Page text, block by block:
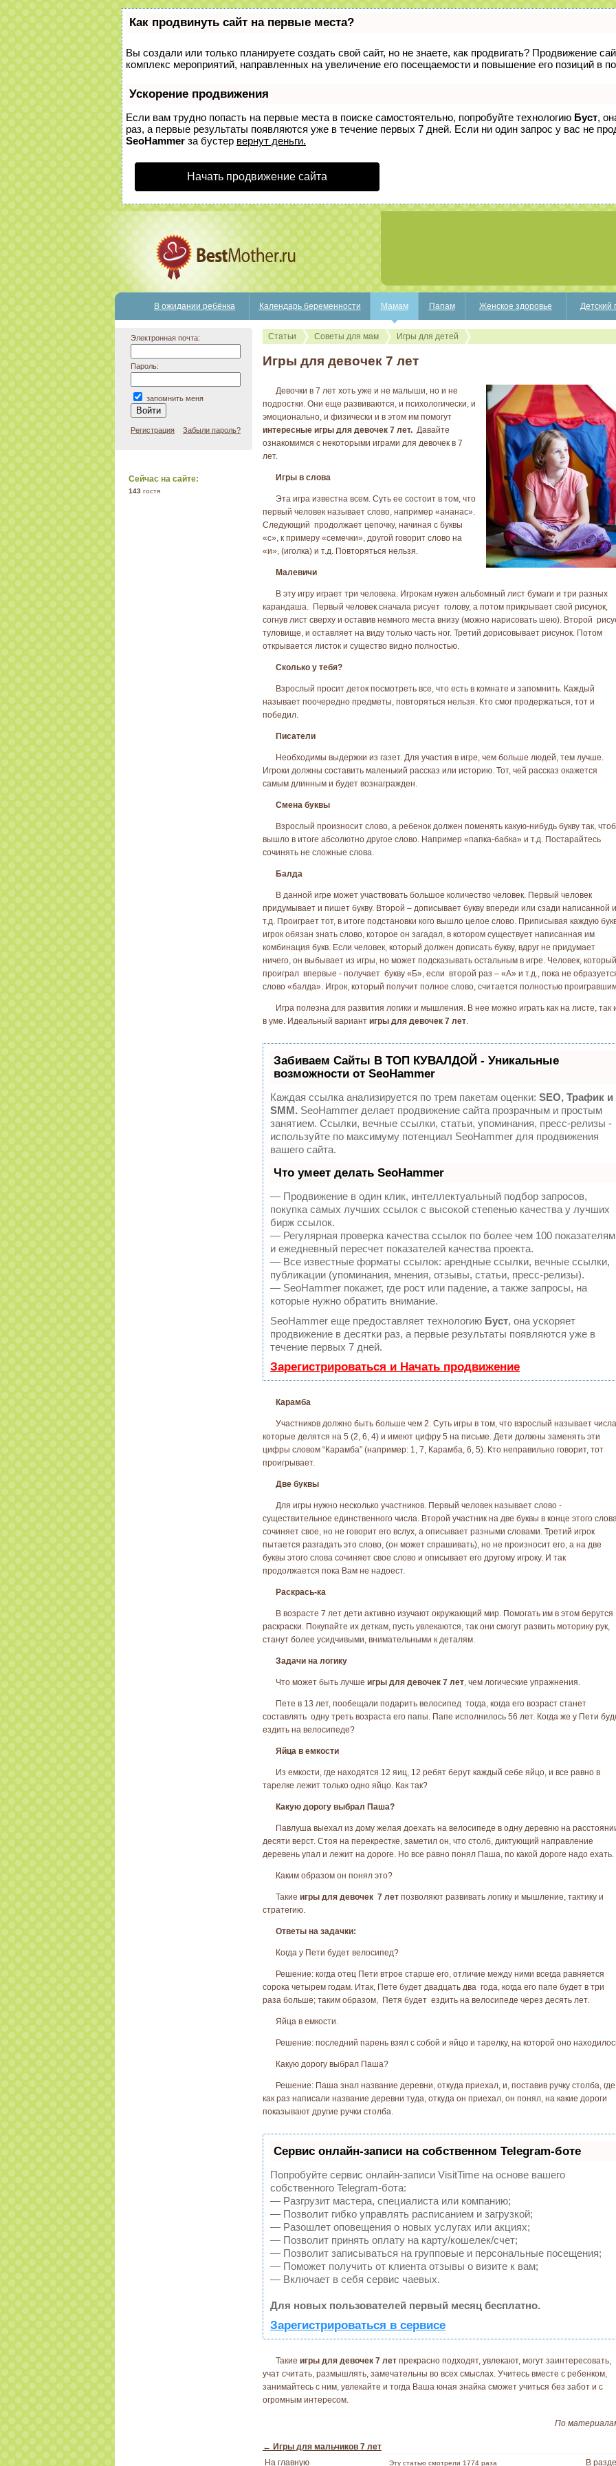
Как продвинуть сайт на первые места?
Вы создали или только планируете создать свой сайт, но не знаете, как продвигать? Продвижение
комплекс мероприятий, направленных на увеличение его посещаемости и повышение его позиций в
Ускорение продвижения
Если вам трудно попасть на первые места в поиске самостоятельно, попробуйте технологию Буст,
раз, а первые результаты появляются уже в течение первых 7 дней. Если ни один запрос у вас не
SeoHammer за бустер вернут деньги.
Начать продвижение сайта
В ожидании ребёнка Календарь беременности Мамам Папам Женское здоровье Детский
Электронная почта:
Пароль:
запомнить меня
Регистрация Забыли пароль?
Сейчас на сайте:
143 гостя
Статьи Советы для мам Игры для детей
Игры для девочек 7 лет
Девочки в 7 лет хоть уже и не малыши, но и не
подростки. Они еще развиваются, и психологически, и
эмоционально, и физически и в этом им помогут
интересные игры для девочек 7 лет. Давайте
ознакомимся с некоторыми играми для девочек в 7
лет.
Игры в слова
Эта игра известна всем. Суть ее состоит в том, что
первый человек называет слово, например «ананас».
Следующий продолжает цепочку, начиная с буквы
«с», к примеру «семечки», другой говорит слово на
«и», (иголка) и т.д. Повторяться нельзя.
Малевичи
В эту игру играет три человека. Игрокам нужен альбомный лист бумаги и три разных
карандаша. Первый человек сначала рисует голову, а потом прикрывает свой рисунок,
согнув лист сверху и оставив немного места внизу (можно нарисовать шею). Второй
туловище, и оставляет на виду только часть ног. Третий дорисовывает рисунок. Потом
открывается листок и существо видно полностью.
Сколько у тебя?
Взрослый просит деток посмотреть все, что есть в комнате и запомнить. Каждый
называет поочередно предметы, повторяться нельзя. Кто смог продержаться, тот и
победил.
Писатели
Необходимы выдержки из газет. Для участия в игре, чем больше людей, тем лучше.
Игроки должны составить маленький рассказ или историю. Тот, чей рассказ окажется
самым длинным и будет вознагражден.
Смена буквы
Взрослый произносит слово, а ребенок должен поменять какую-нибудь букву так,
вышло в итоге абсолютно другое слово. Например «папка-бабка» и т.д. Постарайтесь
сочинять не сложные слова.
Балда
В данной игре может участвовать большое количество человек. Первый человек
придумывает и пишет букву. Второй – дописывает букву впереди или сзади написанной и
т.д. Проиграет тот, в итоге подстановки кого вышло целое слово. Приписывая каждую
игрок обязан знать слово, которое он загадал, в котором существует написанная им
комбинация букв. Если человек, который должен дописать букву, вдруг не придумает
ничего, он выбывает из игры, но может подсказывать остальным в игре. Человек, который
проиграл впервые - получает букву «Б», если второй раз – «А» и т.д., пока не
слово «балда». Игрок, который получит полное слово, считается полностью
Игра полезна для развития логики и мышления. В нее можно играть как на листе, так
в уме. Идеальный вариант игры для девочек 7 лет.
Забиваем Сайты В ТОП КУВАЛДОЙ - Уникальные
возможности от SeoHammer
Каждая ссылка анализируется по трем пакетам оценки: SEO, Трафик и
SMM. SeoHammer делает продвижение сайта прозрачным и простым
занятием. Ссылки, вечные ссылки, статьи, упоминания, пресс-релизы -
используйте по максимуму потенциал SeoHammer для продвижения
вашего сайта.
Что умеет делать SeoHammer
— Продвижение в один клик, интеллектуальный подбор запросов,
покупка самых лучших ссылок с высокой степенью качества у лучших
бирж ссылок.
— Регулярная проверка качества ссылок по более чем 100 показателям
и ежедневный пересчет показателей качества проекта.
— Все известные форматы ссылок: арендные ссылки, вечные ссылки,
публикации (упоминания, мнения, отзывы, статьи, пресс-релизы).
— SeoHammer покажет, где рост или падение, а также запросы, на
которые нужно обратить внимание.
SeoHammer еще предоставляет технологию Буст, она ускоряет
продвижение в десятки раз, а первые результаты появляются уже в
течение первых 7 дней.
Зарегистрироваться и Начать продвижение
Карамба
Участников должно быть больше чем 2. Суть игры в том, что взрослый называет
которые делятся на 5 (2, 6, 4) и имеют цифру 5 на письме. Дети должны заменять эти
цифры словом “Карамба” (например: 1, 7, Карамба, 6, 5). Кто неправильно говорит, тот
проигрывает.
Две буквы
Для игры нужно несколько участников. Первый человек называет слово -
существительное единственного числа. Второй участник на две буквы в конце этого
сочиняет свое, но не говорит его вслух, а описывает разными словами. Третий игрок
пытается разгадать это слово, (он может спрашивать), но не произносит его, а на две
буквы этого слова сочиняет свое слово и описывает его другому игроку. И так
продолжается пока Вам не надоест.
Раскрась-ка
В возрасте 7 лет дети активно изучают окружающий мир. Помогать им в этом берутся
раскраски. Покупайте их деткам, пусть увлекаются, так они смогут развить моторику рук,
станут более усидчивыми, внимательными к деталям.
Задачи на логику
Что может быть лучшеигры для девочек 7 лет, чем логические упражнения.
Пете в 13 лет, пообещали подарить велосипед тогда, когда его возраст станет
составлять одну треть возраста его папы. Папе исполнилось 56 лет. Когда же у Пети
ездить на велосипеде?
Яйца в емкости
Из емкости, где находятся 12 яиц, 12 ребят берут каждый себе яйцо, и все равно в
тарелке лежит только одно яйцо. Как так?
Какую дорогу выбрал Паша?
Павлуша выехал из дому желая доехать на велосипеде в одну деревню на
десяти верст. Стоя на перекрестке, заметил он, что столб, диктующий направление
деревень упал и лежит на дороге. Но все равно понял Паша, по какой дороге надо ехать.
Каким образом он понял это?
Такиеигры для девочек 7 лет позволяют развивать логику и мышление, тактику и
стратегию.
Ответы на задачки:
Когда у Пети будет велосипед?
Решение: когда отец Пети втрое старше его, отличие между ними всегда равняется
сорока четырем годам. Итак, Пете будет двадцать два года, когда его папе будет в три
раза больше; таким образом, Петя будет ездить на велосипеде через десять лет.
Яйца в емкости.
Решение: последний парень взял с собой и яйцо и тарелку, на которой оно
Какую дорогу выбрал Паша?
Решение: Паша знал название деревни, откуда приехал, и, поставив ручку столба, где
как раз написали название деревни туда, откуда он приехал, он понял, на какие дороги
показывают другие ручки столба.
Сервис онлайн-записи на собственном Telegram-боте
Попробуйте сервис онлайн-записи VisitTime на основе вашего
собственного Telegram-бота:
— Разгрузит мастера, специалиста или компанию;
— Позволит гибко управлять расписанием и загрузкой;
— Разошлет оповещения о новых услугах или акциях;
— Позволит принять оплату на карту/кошелек/счет;
— Позволит записываться на групповые и персональные посещения;
— Поможет получить от клиента отзывы о визите к вам;
— Включает в себя сервис чаевых.
Для новых пользователей первый месяц бесплатно.
Зарегистрироваться в сервисе
Такиеигры для девочек 7 лет прекрасно подходят, увлекают, могут заинтересовать,
учат считать, размышлять, замечательны во всех смыслах. Учитесь вместе с ребенком,
занимайтесь с ним, увлекайте и тогда Ваша юная знайка сможет учиться без забот и с
огромным интересом.
По
← Игры для мальчиков 7 лет
На главную
Эту статью смотрели 1774 разa В